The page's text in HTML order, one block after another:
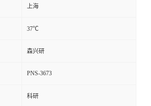
上海
37℃
森兴研
PNS-3673
科研